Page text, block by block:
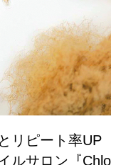
リピート率UP
ルサロン『Chlo